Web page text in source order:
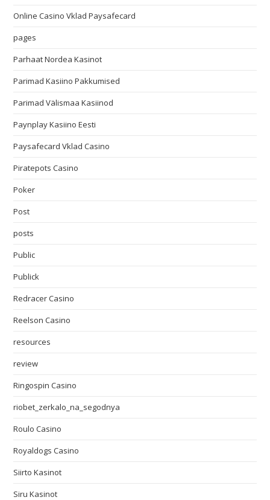
Online Casino Vklad Paysafecard
pages
Parhaat Nordea Kasinot
Parimad Kasiino Pakkumised
Parimad Välismaa Kasiinod
Paynplay Kasiino Eesti
Paysafecard Vklad Casino
Piratepots Casino
Poker
Post
posts
Public
Publick
Redracer Casino
Reelson Casino
resources
review
Ringospin Casino
riobet_zerkalo_na_segodnya
Roulo Casino
Royaldogs Casino
Siirto Kasinot
Siru Kasinot